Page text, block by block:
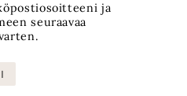
ja
seuraavaa